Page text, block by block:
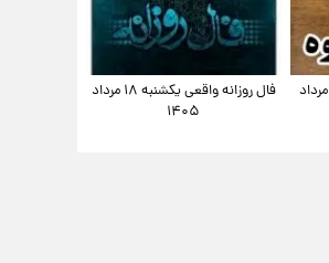
فال قهوه روزانه یکشنبه ۱۸ مرداد
فال روزانه واقعی یکشنبه ۱۸ مرداد
۱۴۰۵